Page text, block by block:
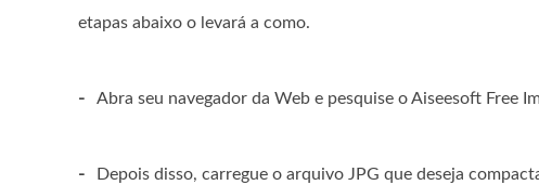
etapas abaixo o levará a como.
- Abra seu navegador da Web e pesquise o Aiseesoft Free
- Depois disso, carregue o arquivo JPG que deseja